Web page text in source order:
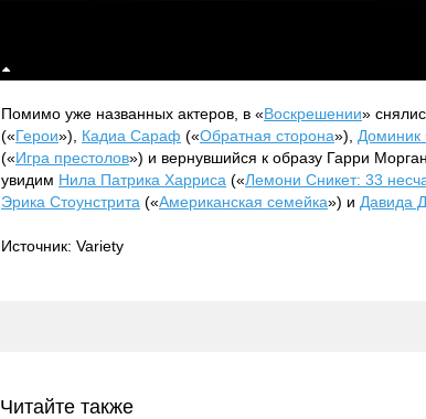
Помимо уже названных актеров, в «Воскрешении»
(«Герои»), Кадиа Сараф («Обратная сторона»), Доминик
(«Игра престолов») и вернувшийся к образу Гарри
увидим Нила Патрика Харриса («Лемони Сникет: 33
Эрика Стоунстрита («Американская семейка») и Давида
Источник: Variety
Читайте также